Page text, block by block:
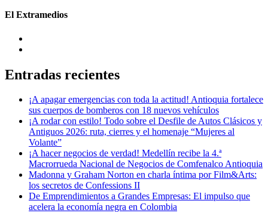
El Extramedios
Entradas recientes
¡A apagar emergencias con toda la actitud! Antioquia fortalece
sus cuerpos de bomberos con 18 nuevos vehículos
¡A rodar con estilo! Todo sobre el Desfile de Autos Clásicos y
Antiguos 2026: ruta, cierres y el homenaje “Mujeres al
Volante”
¡A hacer negocios de verdad! Medellín recibe la 4.ª
Macrorrueda Nacional de Negocios de Comfenalco Antioquia
Madonna y Graham Norton en charla íntima por Film&Arts:
los secretos de Confessions II
De Emprendimientos a Grandes Empresas: El impulso que
acelera la economía negra en Colombia